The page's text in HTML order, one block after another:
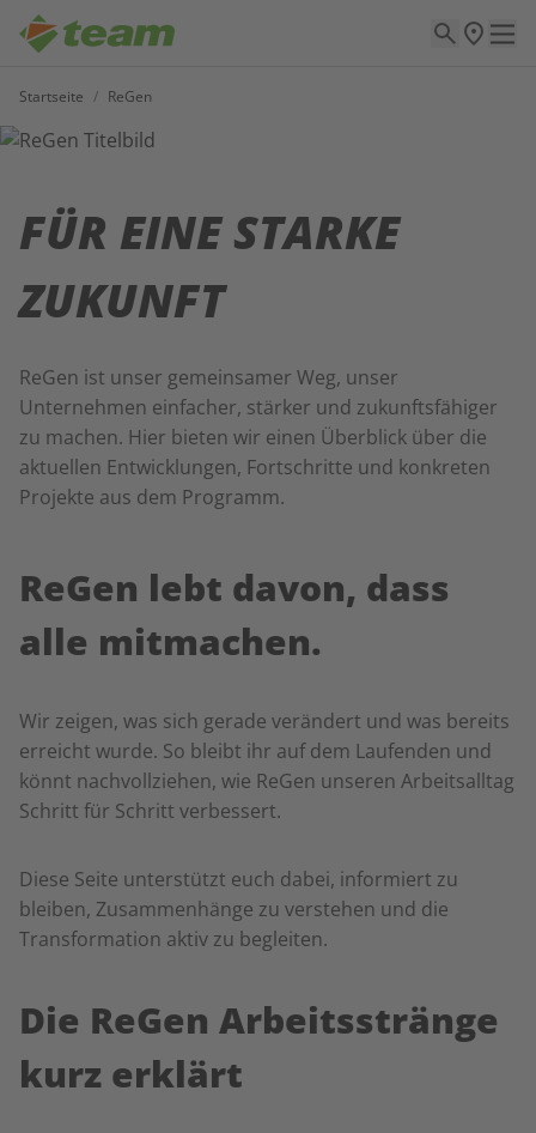
Startseite / ReGen
FÜR EINE STARKE
ZUKUNFT
ReGen ist unser gemeinsamer Weg, unser
Unternehmen einfacher, stärker und zukunftsfähiger
zu machen. Hier bieten wir einen Überblick über die
aktuellen Entwicklungen, Fortschritte und konkreten
Projekte aus dem Programm.
ReGen lebt davon, dass
alle mitmachen.
Wir zeigen, was sich gerade verändert und was bereits
erreicht wurde. So bleibt ihr auf dem Laufenden und
könnt nachvollziehen, wie ReGen unseren Arbeitsalltag
Schritt für Schritt verbessert.
Diese Seite unterstützt euch dabei, informiert zu
bleiben, Zusammenhänge zu verstehen und die
Transformation aktiv zu begleiten.
Die ReGen Arbeitsstränge
kurz erklärt